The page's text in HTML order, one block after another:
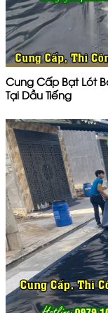
Cung Cấp Bạt Lót
Tại Dầu Tiếng